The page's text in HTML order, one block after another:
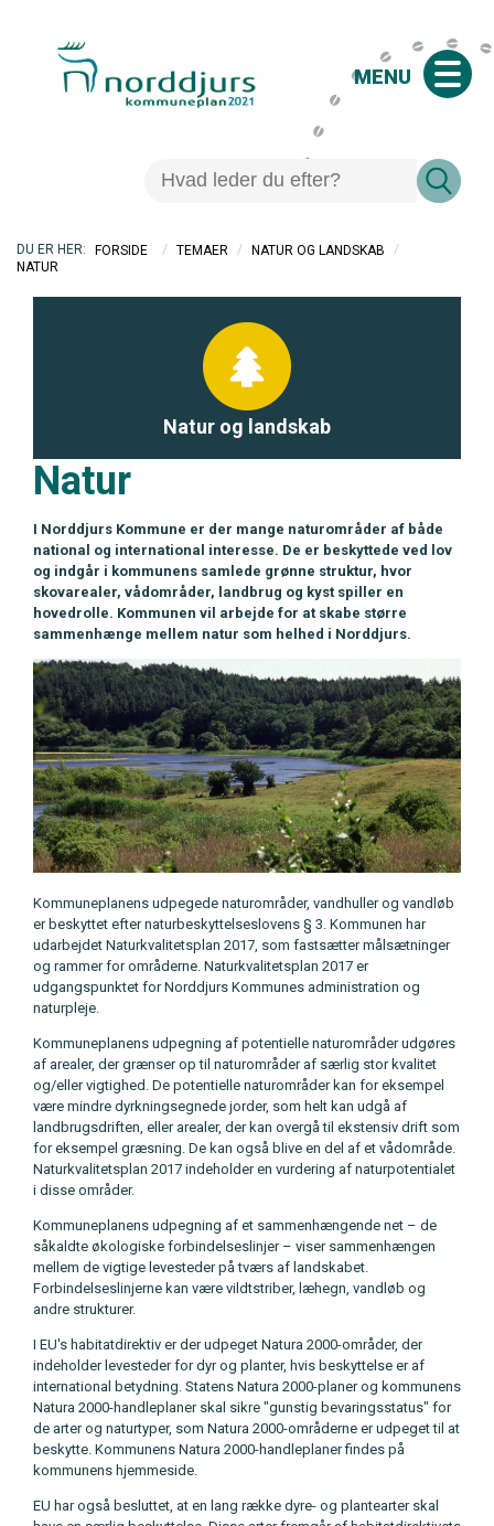
MENU
FORSIDE / TEMAER / NATUR OG LANDSKAB
/
NATUR
Natur og landskab
Natur
I Norddjurs Kommune er der mange naturområder af både
national og international interesse. De er beskyttede ved lov
og indgår i kommunens samlede grønne struktur, hvor
skovarealer, vådområder, landbrug og kyst spiller en
hovedrolle. Kommunen vil arbejde for at skabe større
sammenhænge mellem natur som helhed i Norddjurs.
Kommuneplanens udpegede naturområder, vandhuller og vandløb
er beskyttet efter naturbeskyttelseslovens § 3. Kommunen har
udarbejdet Naturkvalitetsplan 2017, som fastsætter målsætninger
og rammer for områderne. Naturkvalitetsplan 2017 er
udgangspunktet for Norddjurs Kommunes administration og
naturpleje.
Kommuneplanens udpegning af potentielle naturområder udgøres
af arealer, der grænser op til naturområder af særlig stor kvalitet
og/eller vigtighed. De potentielle naturområder kan for eksempel
være mindre dyrkningsegnede jorder, som helt kan udgå af
landbrugsdriften, eller arealer, der kan overgå til ekstensiv drift som
for eksempel græsning. De kan også blive en del af et vådområde.
Naturkvalitetsplan 2017 indeholder en vurdering af naturpotentialet
i disse områder.
Kommuneplanens udpegning af et sammenhængende net – de
såkaldte økologiske forbindelseslinjer – viser sammenhængen
mellem de vigtige levesteder på tværs af landskabet.
Forbindelseslinjerne kan være vildtstriber, læhegn, vandløb og
andre strukturer.
I EU's habitatdirektiv er der udpeget Natura 2000-områder, der
indeholder levesteder for dyr og planter, hvis beskyttelse er af
international betydning. Statens Natura 2000-planer og kommunens
Natura 2000-handleplaner skal sikre "gunstig bevaringsstatus" for
de arter og naturtyper, som Natura 2000-områderne er udpeget til at
beskytte. Kommunens Natura 2000-handleplaner findes på
kommunens hjemmeside.
EU har også besluttet, at en lang række dyre- og plantearter skal